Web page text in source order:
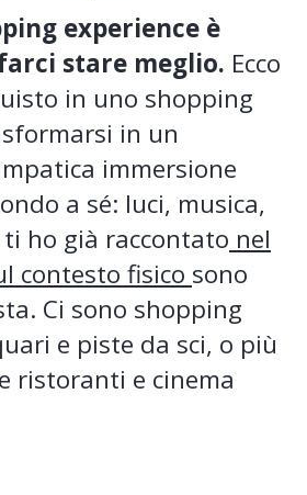
experience è
stare meglio. Ecco
in uno shopping
in un
immersione
a sé: luci, musica,
ho già raccontato nel
contesto fisico sono
Ci sono shopping
e piste da sci, o più
ristoranti e cinema